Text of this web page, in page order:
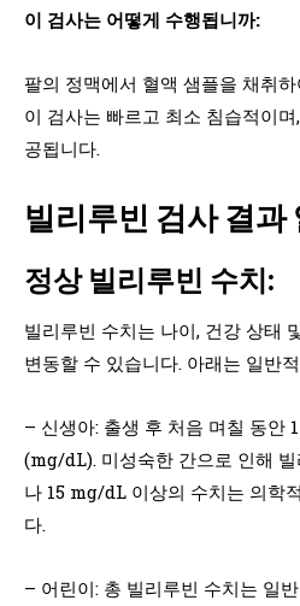
이 검사는 어떻게 수행됩니까:
팔의 정맥에서 혈액 샘플을 채취
이 검사는 빠르고 최소 침습적이
공됩니다.
빌리루빈 검사 결과
정상 빌리루빈 수치:
빌리루빈 수치는 나이, 건강 상태
변동할 수 있습니다. 아래는 일반
– 신생아: 출생 후 처음 며칠 동안
(mg/dL). 미성숙한 간으로 인해
나 15 mg/dL 이상의 수치는 의학
다.
– 어린이: 총 빌리루빈 수치는 일